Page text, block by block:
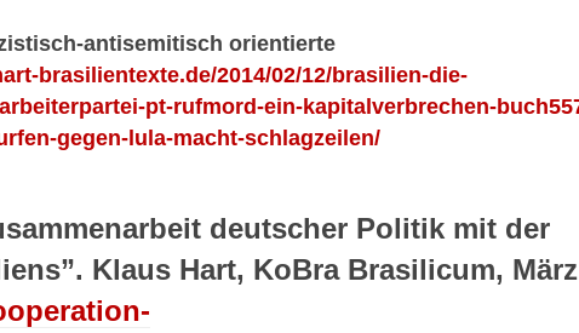
antisemitisch orientierte
brasilientexte.de/2014/02/12/brasilien-die-
pt-rufmord-ein-kapitalverbrechen-
gegen-lula-macht-schlagzeilen/
deutscher Politik mit der
Klaus Hart, KoBra Brasilicum, März